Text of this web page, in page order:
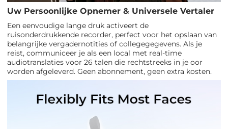
Uw Persoonlijke Opnemer & Universele Vertaler
Een eenvoudige lange druk activeert de
ruisonderdrukkende recorder, perfect voor het opslaan van
belangrijke vergadernotities of collegegegevens. Als je
reist, communiceer je als een local met real-time
audiotranslaties voor 26 talen die rechtstreeks in je oor
worden afgeleverd. Geen abonnement, geen extra kosten.